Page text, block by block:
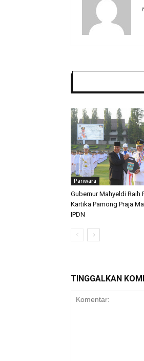
Pariwara
Gubernur Mahyeldi Raih
Kartika Pamong Praja
IPDN
TINGGALKAN